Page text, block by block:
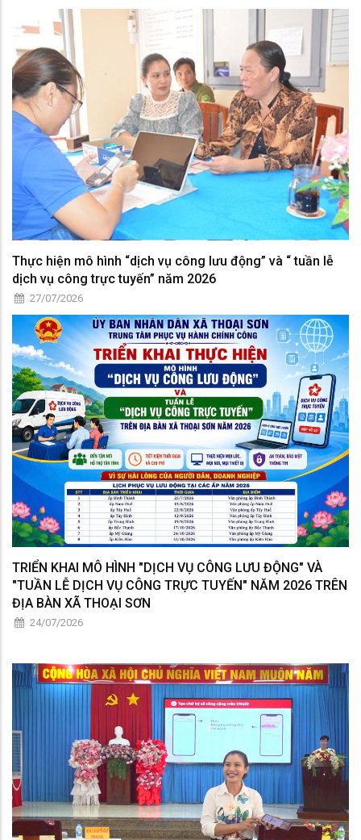
Thực hiện mô hình “dịch vụ công lưu động” và “ tuần lễ
dịch vụ công trực tuyến” năm 2026
27/07/2026
TRIỂN KHAI MÔ HÌNH "DỊCH VỤ CÔNG LƯU ĐỘNG" VÀ
"TUẦN LỄ DỊCH VỤ CÔNG TRỰC TUYẾN" NĂM 2026 TRÊN
ĐỊA BÀN XÃ THOẠI SƠN
24/07/2026